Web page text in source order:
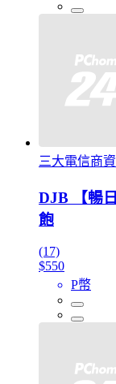
三大電信商
DJB 【暢
飽
(17)
$550
P幣